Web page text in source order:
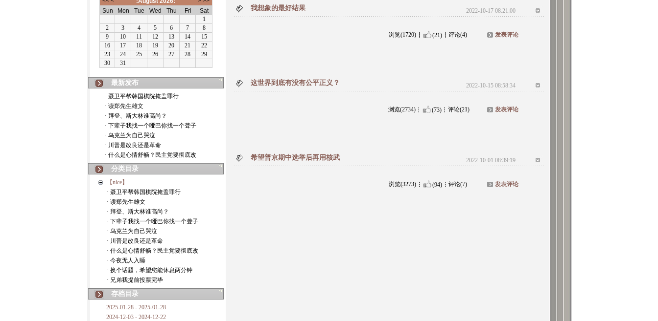
最新发布
· 聂卫平帮韩国棋院掩盖罪行
· 读郑先生雄文
· 拜登、斯大林谁高尚？
· 下辈子我找一个哑巴你找一个聋子
· 乌克兰为自己哭泣
· 川普是改良还是革命
· 什么是心情舒畅？民主党要彻底改
分类目录
【nice】
· 聂卫平帮韩国棋院掩盖罪行
· 读郑先生雄文
· 拜登、斯大林谁高尚？
· 下辈子我找一个哑巴你找一个聋子
· 乌克兰为自己哭泣
· 川普是改良还是革命
· 什么是心情舒畅？民主党要彻底改
· 今夜无人入睡
· 换个话题，希望您能休息两分钟
· 兄弟我提前投票完毕
存档目录
2025-01-28 - 2025-01-28
2024-12-03 - 2024-12-22
我想象的最好结果 2022-10-17 08:21:00
浏览(1720) (21) 评论(4) 发表评论
这世界到底有没有公平正义？ 2022-10-15 08:58:34
浏览(2734) (73) 评论(21) 发表评论
希望普京期中选举后再用核武 2022-10-01 08:39:19
浏览(3273) (94) 评论(7) 发表评论